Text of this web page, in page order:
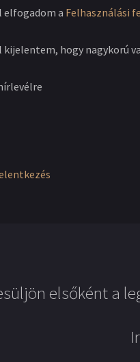
elfogadom a Felhasználási
hogy nagykorú
elsőként a